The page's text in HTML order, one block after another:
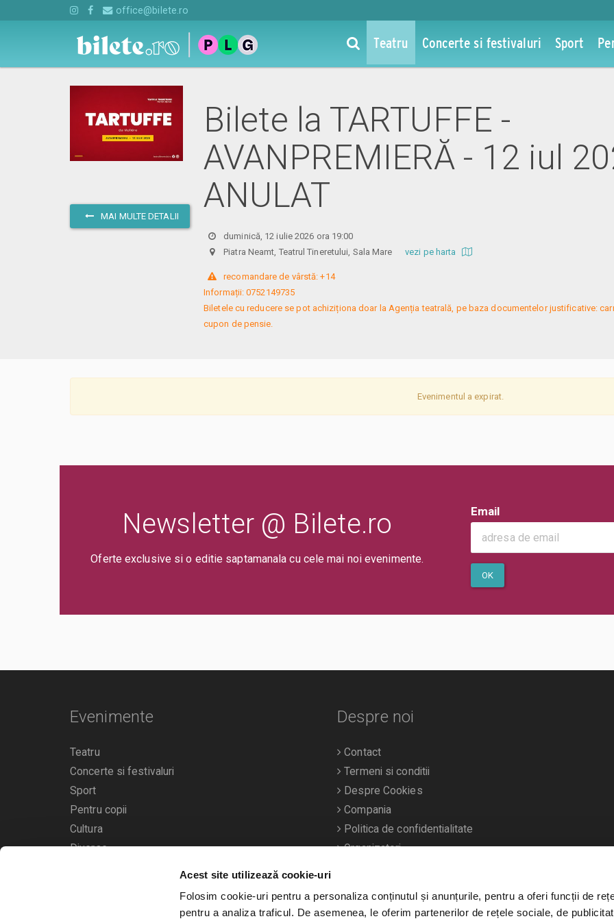
Acest site utilizează cookie-uri
Folosim cookie-uri pentru a personaliza conținutul și anunțurile, pentru a oferi funcții de
pentru a analiza traficul. De asemenea, le oferim partenerilor de rețele sociale, de
office@bilete.ro
Teatru Concerte si festivaluri Sport
MAI MULTE DETALII
Bilete la TARTUFFE -
AVANPREMIERĂ - 12 iul
ANULAT
duminică, 12 iulie 2026 ora 19:00
Piatra Neamt, Teatrul Tineretului, Sala Marevezi pe harta
recomandare de vârstă: +14
Informații: 0752149735
Biletele cu reducere se pot achiziționa doar la Agenția teatrală, pe baza documentelor justificative:
cupon de pensie.
Evenimentul a expirat.
Newsletter @ Bilete.ro
Oferte exclusive si o editie saptamanala cu cele mai noi evenimente.
Email
OK
Evenimente
Teatru
Concerte si festivaluri
Sport
Pentru copii
Cultura
Diverse
Calendarul evenimentelor
Despre noi
Contact
Termeni si conditii
Despre Cookies
Compania
Politica de confidentialitate
Organizatori